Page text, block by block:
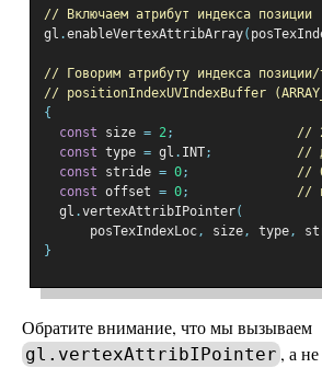
// Включаем атрибут индекса позиции
gl .enableVertexAttribArray(
// Говорим атрибуту индекса
// positionIndexUVIndexBuffer
{
const size = 2;
// 2
const type = gl . INT;
//
const stride = 0;
//
const offset = 0;
//
  gl
.vertexAttribIPointer(
      posTexIndexLoc
, size, type,
}
Обратите внимание, что мы вызываем
gl.vertexAttribIPointer , а не